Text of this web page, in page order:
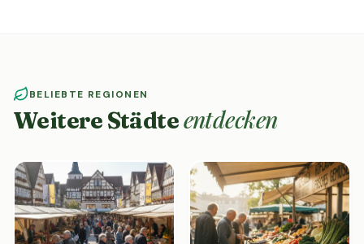
BELIEBTE REGIONEN
Weitere Städteentdecken